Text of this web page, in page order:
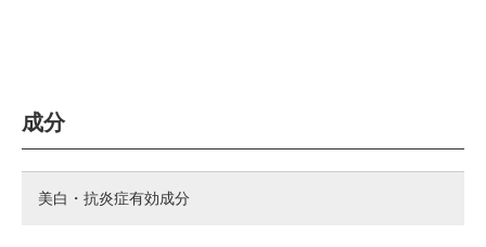
成分
美白・抗炎症有効成分